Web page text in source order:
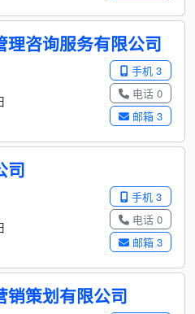
理咨询服务有限公司
手机 3
电话 0
邮箱 3
司
手机 3
电话 0
邮箱 3
销策划有限公司